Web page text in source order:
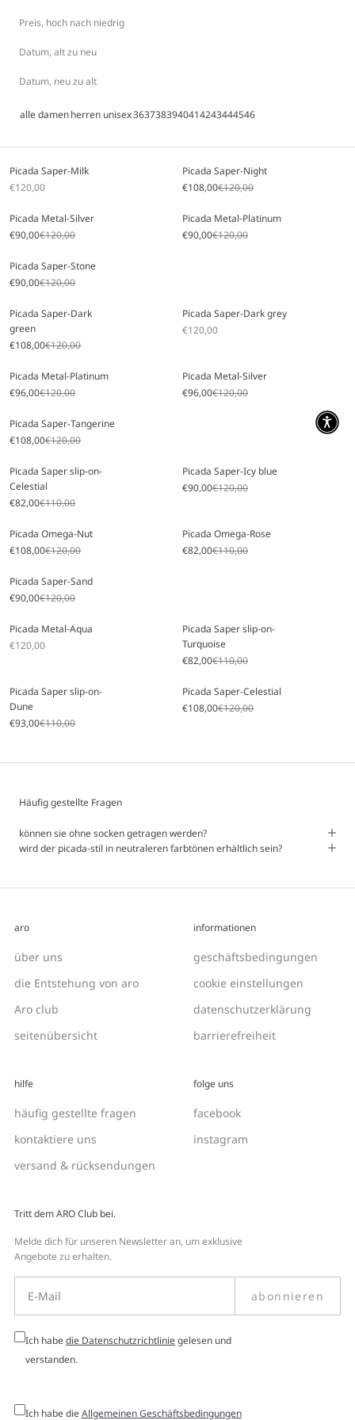
Preis, hoch nach niedrig
Datum, alt zu neu
Datum, neu zu alt
alledamen herren unisex3637383940414243444546
Picada Saper-Milk
Angebot
€120,00
Picada Saper-Night
Angebot
€108,00Regulärer Preis
€120,00
Picada Metal-Silver
Angebot
€90,00Regulärer Preis
€120,00
Picada Metal-Platinum
Angebot
€90,00Regulärer Preis
€120,00
Picada Saper-Stone
Angebot
€90,00Regulärer Preis
€120,00
Picada Saper-Dark
green
Angebot
€108,00Regulärer Preis
€120,00
Picada Saper-Dark grey
Angebot
€120,00
Picada Metal-Platinum
Angebot
€96,00Regulärer Preis
€120,00
Picada Metal-Silver
Angebot
€96,00Regulärer Preis
€120,00
Picada Saper-Tangerine
Angebot
€108,00Regulärer Preis
€120,00
Picada Saper slip-on-
Celestial
Angebot
€82,00Regulärer Preis
€110,00
Picada Saper-Icy blue
Angebot
€90,00Regulärer Preis
€120,00
Picada Omega-Nut
Angebot
€108,00Regulärer Preis
€120,00
Picada Omega-Rose
Angebot
€82,00Regulärer Preis
€110,00
Picada Saper-Sand
Angebot
€90,00Regulärer Preis
€120,00
Picada Metal-Aqua
Angebot
€120,00
Picada Saper slip-on-
Turquoise
Angebot
€82,00Regulärer Preis
€110,00
Picada Saper slip-on-
Dune
Angebot
€93,00Regulärer Preis
€110,00
Picada Saper-Celestial
Angebot
€108,00Regulärer Preis
€120,00
Häufig gestellte Fragen
können sie ohne socken getragen werden?
wird der picada-stil in neutraleren farbtönen erhältlich sein?
aro
über uns
die Entstehung von aro
Aro club
seitenübersicht
informationen
geschäftsbedingungen
cookie einstellungen
datenschutzerklärung
barrierefreiheit
hilfe
häufig gestellte fragen
kontaktiere uns
versand & rücksendungen
folge uns
facebook
instagram
Tritt dem ARO Club bei.
Melde dich für unseren Newsletter an, um exklusive
Angebote zu erhalten.
abonnieren
Ich habedie Datenschutzrichtliniegelesen und
verstanden.
Ich habe dieAllgemeinen Geschäftsbedingungen